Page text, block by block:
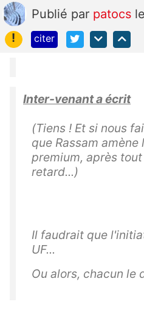
Publié par patocs
!
citer
Inter-venant a écrit
(Tiens ! Et si nous
que Rassam
premium, après
retard...)
Il faudrait que
UF...
Ou alors, chacun le